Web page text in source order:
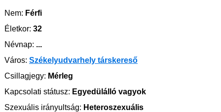
Nem: Férfi
Életkor: 32
Névnap: ...
Város: Székelyudvarhely társkereső
Csillagjegy: Mérleg
Kapcsolati státusz: Egyedülálló vagyok
Szexuális irányultság: Heteroszexuális